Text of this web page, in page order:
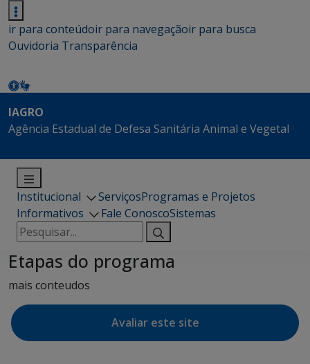
ir para conteúdoir para navegaçãoir para busca
Ouvidoria Transparência
IAGRO
Agência Estadual de Defesa Sanitária Animal e Vegetal
Institucional ServiçosProgramas e Projetos
Informativos
Fale ConoscoSistemas
Pesquisar
por:
Etapas do programa
mais conteudos
Avaliar este site